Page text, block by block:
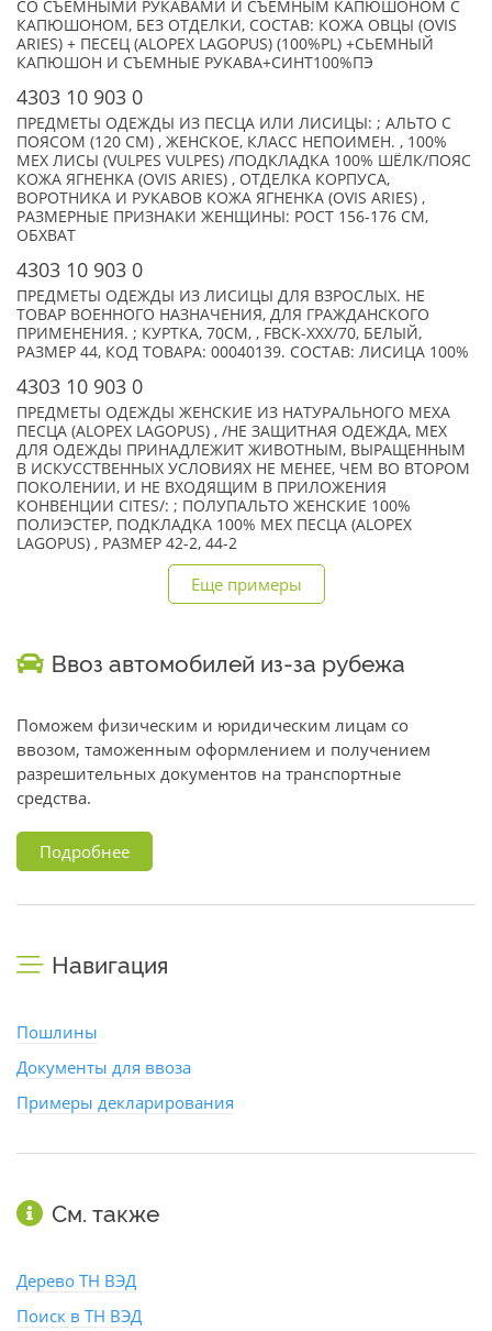
СО СЪЕМНЫМИ РУКАВАМИ И СЪЕМНЫМ КАПЮШОНОМ С
КАПЮШОНОМ, БЕЗ ОТДЕЛКИ, СОСТАВ: КОЖА ОВЦЫ (OVIS
ARIES) + ПЕСЕЦ (ALOPEX LAGOPUS) (100%PL) +СЬЕМНЫЙ
КАПЮШОН И СЪЕМНЫЕ РУКАВА+СИНТ100%ПЭ
4303 10 903 0
ПРЕДМЕТЫ ОДЕЖДЫ ИЗ ПЕСЦА ИЛИ ЛИСИЦЫ: ; АЛЬТО C
ПОЯСОМ (120 СМ) , ЖЕНСКОЕ, КЛАСС НЕПОИМЕН. , 100%
МЕХ ЛИСЫ (VULPES VULPES) /ПОДКЛАДКА 100% ШЁЛК/ПОЯС
КОЖА ЯГНЕНКА (OVIS ARIES) , ОТДЕЛКА КОРПУСА,
ВОРОТНИКА И РУКАВОВ КОЖА ЯГНЕНКА (OVIS ARIES) ,
РАЗМЕРНЫЕ ПРИЗНАКИ ЖЕНЩИНЫ: РОСТ 156-176 СМ,
ОБХВАТ
4303 10 903 0
ПРЕДМЕТЫ ОДЕЖДЫ ИЗ ЛИСИЦЫ ДЛЯ ВЗРОСЛЫХ. НЕ
ТОВАР ВОЕННОГО НАЗНАЧЕНИЯ, ДЛЯ ГРАЖДАНСКОГО
ПРИМЕНЕНИЯ. ; КУРТКА, 70СМ, , FBCK-XXX/70, БЕЛЫЙ,
РАЗМЕР 44, КОД ТОВАРА: 00040139. СОСТАВ: ЛИСИЦА 100%
4303 10 903 0
ПРЕДМЕТЫ ОДЕЖДЫ ЖЕНСКИЕ ИЗ НАТУРАЛЬНОГО МЕХА
ПЕСЦА (ALOPEX LAGOPUS) , /НЕ ЗАЩИТНАЯ ОДЕЖДА, МЕХ
ДЛЯ ОДЕЖДЫ ПРИНАДЛЕЖИТ ЖИВОТНЫМ, ВЫРАЩЕННЫМ
В ИСКУССТВЕННЫХ УСЛОВИЯХ НЕ МЕНЕЕ, ЧЕМ ВО ВТОРОМ
ПОКОЛЕНИИ, И НЕ ВХОДЯЩИМ В ПРИЛОЖЕНИЯ
КОНВЕНЦИИ CITES/: ; ПОЛУПАЛЬТО ЖЕНСКИЕ 100%
ПОЛИЭСТЕР, ПОДКЛАДКА 100% МЕХ ПЕСЦА (ALOPEX
LAGOPUS) , РАЗМЕР 42-2, 44-2
Еще примеры
Ввоз автомобилей из-за рубежа
Поможем физическим и юридическим лицам со
ввозом, таможенным оформлением и получением
разрешительных документов на транспортные
средства.
Подробнее
Навигация
Пошлины
Документы для ввоза
Примеры декларирования
См. также
Дерево ТН ВЭД
Поиск в ТН ВЭД